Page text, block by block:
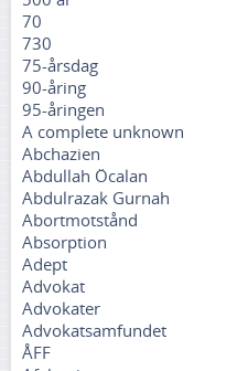
70
730
75-årsdag
90-åring
95-åringen
A complete unknown
Abchazien
Abdullah Öcalan
Abdulrazak Gurnah
Abortmotstånd
Absorption
Adept
Advokat
Advokater
Advokatsamfundet
ÅFF